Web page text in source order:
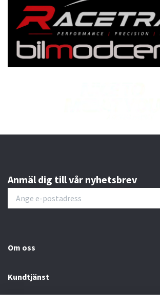
Anmäl dig till vår nyhetsbrev
Om oss
Kundtjänst